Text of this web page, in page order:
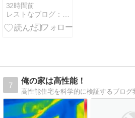
家下鴨別邸編
32時間前
7
俺の家は高性能！
高性能住宅を科学的に検証するブログ